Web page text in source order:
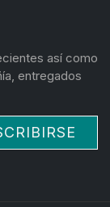
así como
entregados